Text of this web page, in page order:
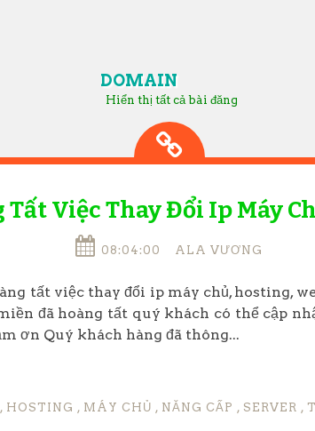
DOMAIN
Hiển thị tất cả bài đăng
Tất Việc Thay Đổi Ip Máy
08:04:00 ALA VƯƠNG
tất việc thay đổi ip máy chủ, hosting,
đã hoàng tất quý khách có thể cập
ơn Quý khách hàng đã thông...
, HOSTING , MÁY CHỦ , NĂNG CẤP , SERVER ,